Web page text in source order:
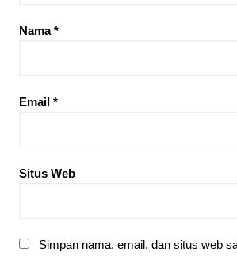
Nama*
Email *
Situs Web
Simpan nama, email, dan situs web